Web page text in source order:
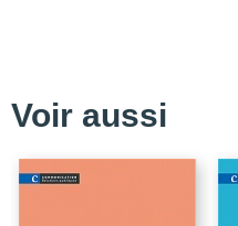
Voir aussi